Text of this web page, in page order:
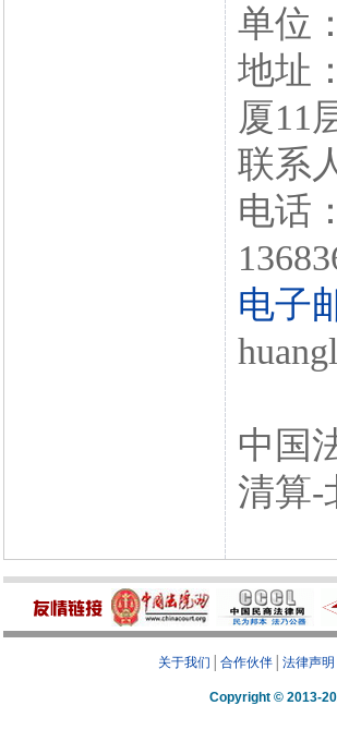
单位
地址
厦11
联系
电话
电子
中国
清算-
关于我们 合作伙伴 法律声明
Copyright © 2013-